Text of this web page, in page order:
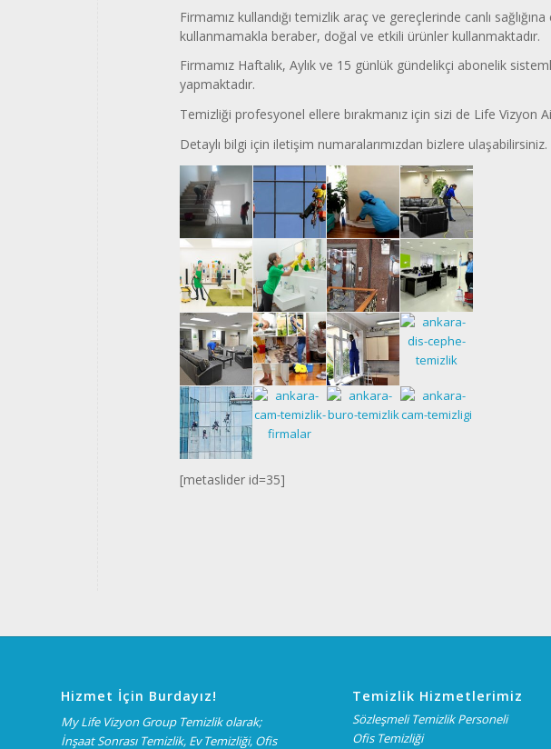
Firmamız kullandığı temizlik araç ve gereçlerinde canlı
kullanmamakla beraber, doğal ve etkili ürünler kullanmaktadır.
Firmamız Haftalık, Aylık ve 15 günlük gündelikçi abonelik
yapmaktadır.
Temizliği profesyonel ellere bırakmanız için sizi de Life Vizyon
Detaylı bilgi için iletişim numaralarımızdan bizlere ulaşabilirsiniz.
[metaslider id=35]
Hizmet İçin Burdayız!
My Life Vizyon Group Temizlik olarak;
İnşaat Sonrası Temizlik, Ev Temizliği, Ofis
Temizlik Hizmetlerimiz
Sözleşmeli Temizlik Personeli
Ofis Temizliği